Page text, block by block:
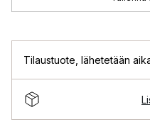
Tilaustuote lähetetään